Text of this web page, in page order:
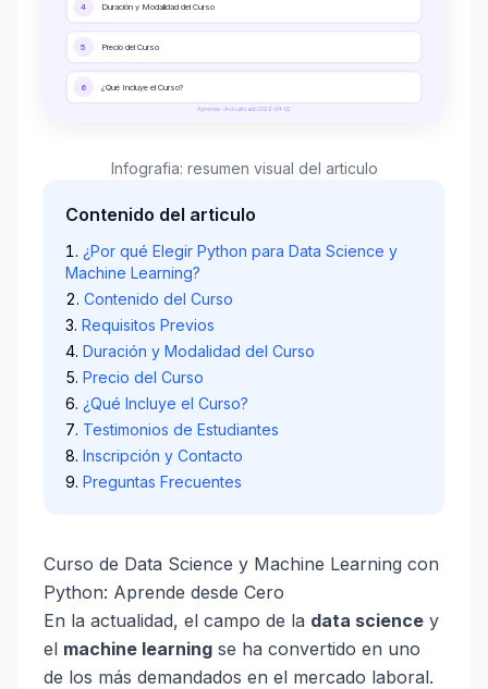
4 Duración y Modalidad del Curso
5 Precio del Curso
6 ¿Qué Incluye el Curso?
Aprende - Actualizado 2026-04-02
Infografia: resumen visual del articulo
Contenido del articulo
¿Por qué Elegir Python para Data Science y
Machine Learning?
Contenido del Curso
Requisitos Previos
Duración y Modalidad del Curso
Precio del Curso
¿Qué Incluye el Curso?
Testimonios de Estudiantes
Inscripción y Contacto
Preguntas Frecuentes
Curso de Data Science y Machine Learning con
Python: Aprende desde Cero
En la actualidad, el campo de la data science y
el machine learning se ha convertido en uno
de los más demandados en el mercado laboral.